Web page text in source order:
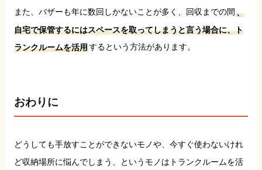
また、バザーも年に数回しかないことが多く、回収までの間 、
自宅で保管するにはスペースを取ってしまうと言う場合に、ト
ランクルームを活用するという方法があります。
おわりに
どうしても手放すことができないモノや、今すぐ使わないけれ
ど収納場所に悩んでしまう、というモノはトランクルームを活